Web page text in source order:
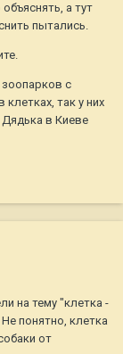
а тут
пытались.
с
так у них
в Киеве
на тему "клетка -
понятно, клетка
от